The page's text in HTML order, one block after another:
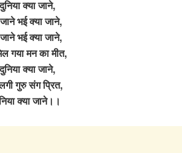
क्या जाने,
भई क्या जाने,
भई क्या जाने,
गया मन का मीत,
क्या जाने,
गुरु संग प्रित,
क्या जाने।।